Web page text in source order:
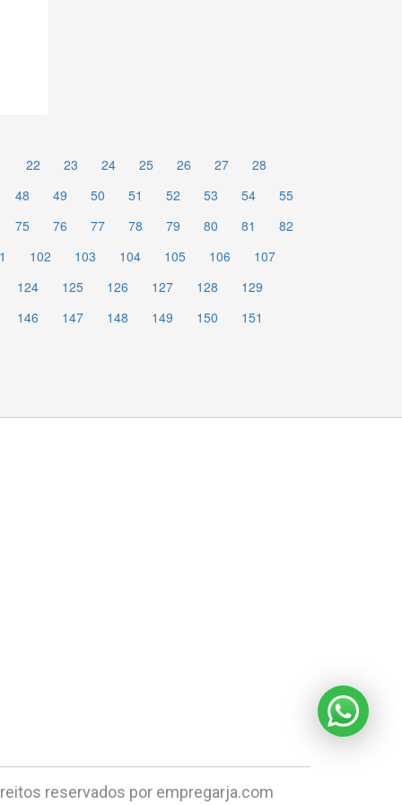
22 23 24 25 26 27
28
48 49 50 51 52 53 54
55
75 76 77 78 79 80 81
82
102 103 104 105 106
107
124 125 126 127 128
129
146 147 148 149 150
151
reservados por empregarja.com